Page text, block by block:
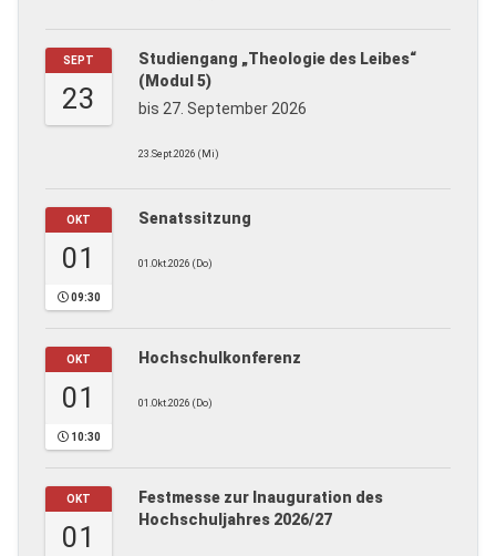
SEPT
23
Studiengang „Theologie des Leibes“
(Modul 5)
bis 27. September 2026
23.Sept.2026 (Mi)
OKT
01
09:30
Senatssitzung
01.Okt.2026 (Do)
OKT
01
10:30
Hochschulkonferenz
01.Okt.2026 (Do)
OKT
01
Festmesse zur Inauguration des
Hochschuljahres 2026/27